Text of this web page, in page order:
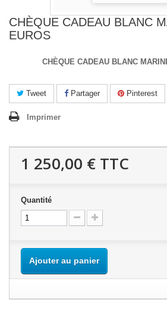
CHÈQUE CADEAU BLANC
EUROS
CHÈQUE CADEAU BLANC
Tweet Partager Pinterest
Imprimer
1 250,00 € TTC
Quantité
Ajouter au panier